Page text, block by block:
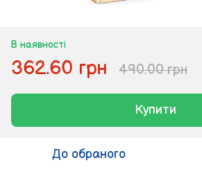
В наявності
362.60 грн 490.00 грн
Купити
До обраного